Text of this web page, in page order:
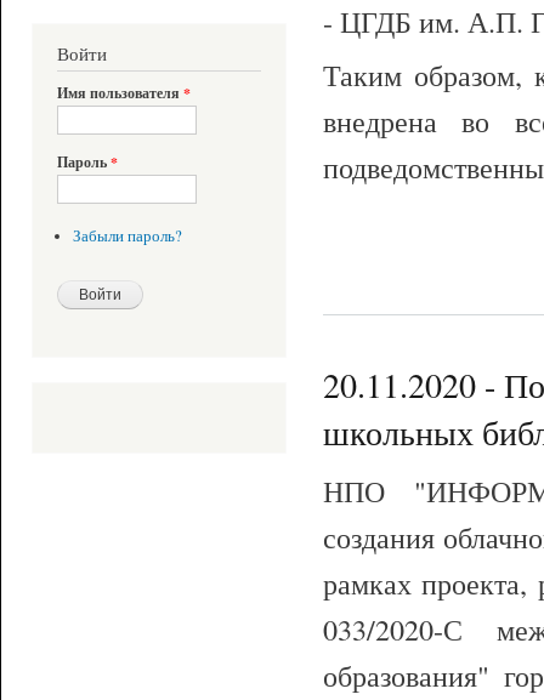
Войти
Имя пользователя *
Пароль*
Забыли пароль?
- ЦГДБ им. А.П.
Таким
внедрена во
20.11.2020 -
школьных
НПО "ИНФОРМ-
создания
рамках проекта,
033/2020-С
образования"